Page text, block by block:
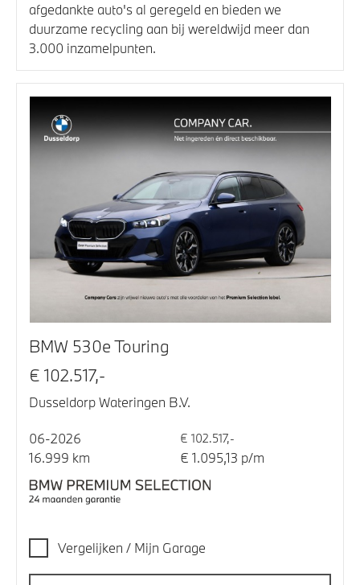
afgedankte auto's al geregeld en bieden we
duurzame recycling aan bij wereldwijd meer dan
3.000 inzamelpunten.
BMW 530e Touring
€ 102.517,-
Dusseldorp Wateringen B.V.
06-2026 € 102.517,-
16.999 km € 1.095,13 p/m
Vergelijken / Mijn Garage